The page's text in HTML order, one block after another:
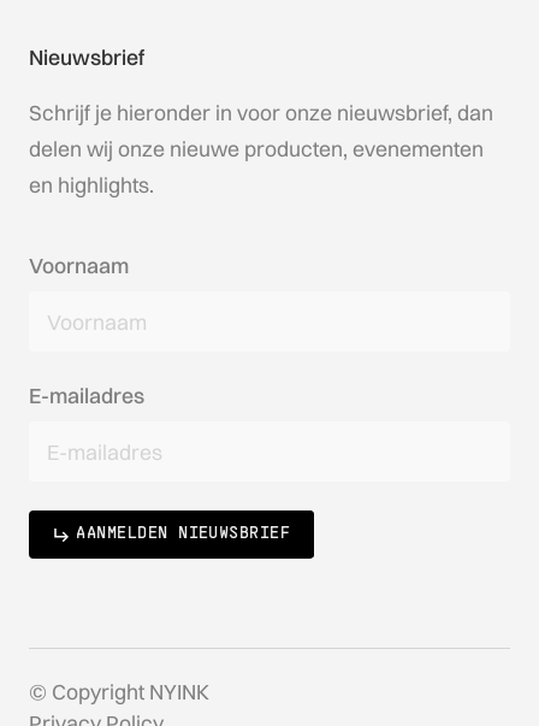
Nieuwsbrief
Schrijf je hieronder in voor onze nieuwsbrief, dan
delen wij onze nieuwe producten, evenementen
en highlights.
Voornaam
E-mailadres
AANMELDEN NIEUWSBRIEF
© Copyright NYINK